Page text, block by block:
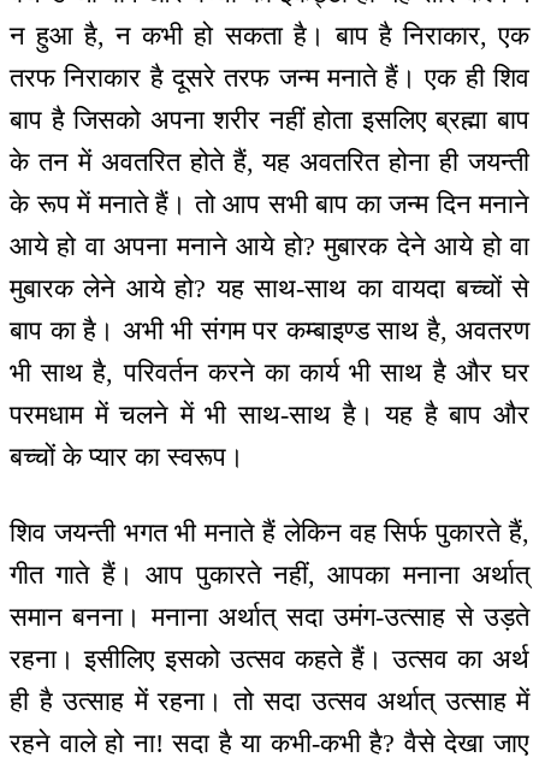
न हुआ है, न कभी हो सकता है। बाप है निराकार, एक
तरफ निराकार है दूसरे तरफ जन्म मनाते हैं। एक ही शिव
बाप है जिसको अपना शरीर नहीं होता इसलिए ब्रह्मा बाप
के तन में अवतरित होते हैं, यह अवतरित होना ही जयन्ती
के रूप में मनाते हैं। तो आप सभी बाप का जन्म दिन मनाने
आये हो वा अपना मनाने आये हो? मुबारक देने आये हो वा
मुबारक लेने आये हो? यह साथ-साथ का वायदा बच्चों से
बाप का है। अभी भी संगम पर कम्बाइण्ड साथ है, अवतरण
भी साथ है, परिवर्तन करने का कार्य भी साथ है और घर
परमधाम में चलने में भी साथ-साथ है। यह है बाप और
बच्चों के प्यार का स्वरूप।
शिव जयन्ती भगत भी मनाते हैं लेकिन वह सिर्फ पुकारते हैं,
गीत गाते हैं। आप पुकारते नहीं, आपका मनाना अर्थात्
समान बनना। मनाना अर्थात् सदा उमंग-उत्साह से उड़ते
रहना। इसीलिए इसको उत्सव कहते हैं। उत्सव का अर्थ
ही है उत्साह में रहना। तो सदा उत्सव अर्थात् उत्साह में
रहने वाले हो ना! सदा है या कभी-कभी है? वैसे देखा जाए